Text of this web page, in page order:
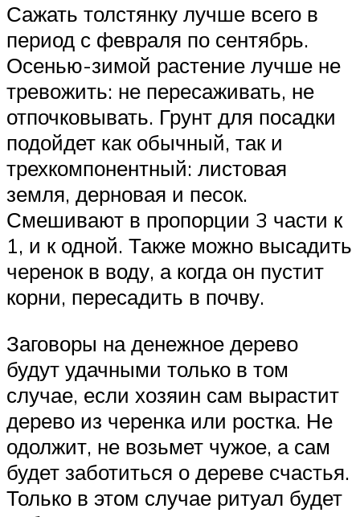
Сажать толстянку лучше всего в
период с февраля по сентябрь.
Осенью-зимой растение лучше не
тревожить: не пересаживать, не
отпочковывать. Грунт для посадки
подойдет как обычный, так и
трехкомпонентный: листовая
земля, дерновая и песок.
Смешивают в пропорции 3 части к
1, и к одной. Также можно высадить
черенок в воду, а когда он пустит
корни, пересадить в почву.
Заговоры на денежное дерево
будут удачными только в том
случае, если хозяин сам вырастит
дерево из черенка или ростка. Не
одолжит, не возьмет чужое, а сам
будет заботиться о дереве счастья.
Только в этом случае ритуал будет